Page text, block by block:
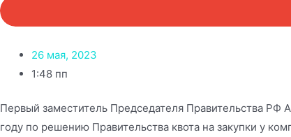
26 мая, 2023
1:48 пп
Первый заместитель Председателя Правительства
году по решению Правительства квота на закупки у